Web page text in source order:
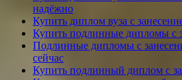
надёжно
Купить диплом вуза с
Купить подлинные дипломы с
Подлинные дипломы с
сейчас
Купить подлинный диплом с